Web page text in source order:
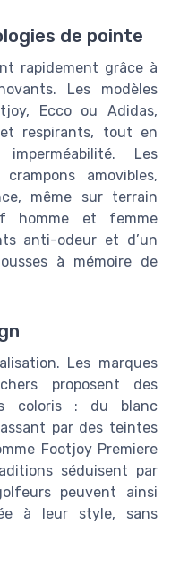
de pointe
rapidement grâce à
Les modèles
Ecco ou Adidas,
respirants, tout en
Les
amovibles,
même sur terrain
homme et femme
anti-odeur et d’un
à mémoire de
Les marques
proposent des
coloris : du blanc
par des teintes
Footjoy Premiere
séduisent par
peuvent ainsi
à leur style, sans